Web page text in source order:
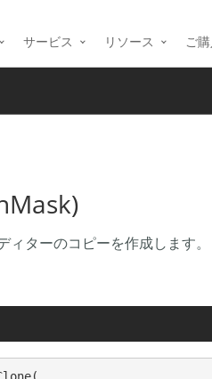
サービス リソース ご
ターのコピーを作成します。